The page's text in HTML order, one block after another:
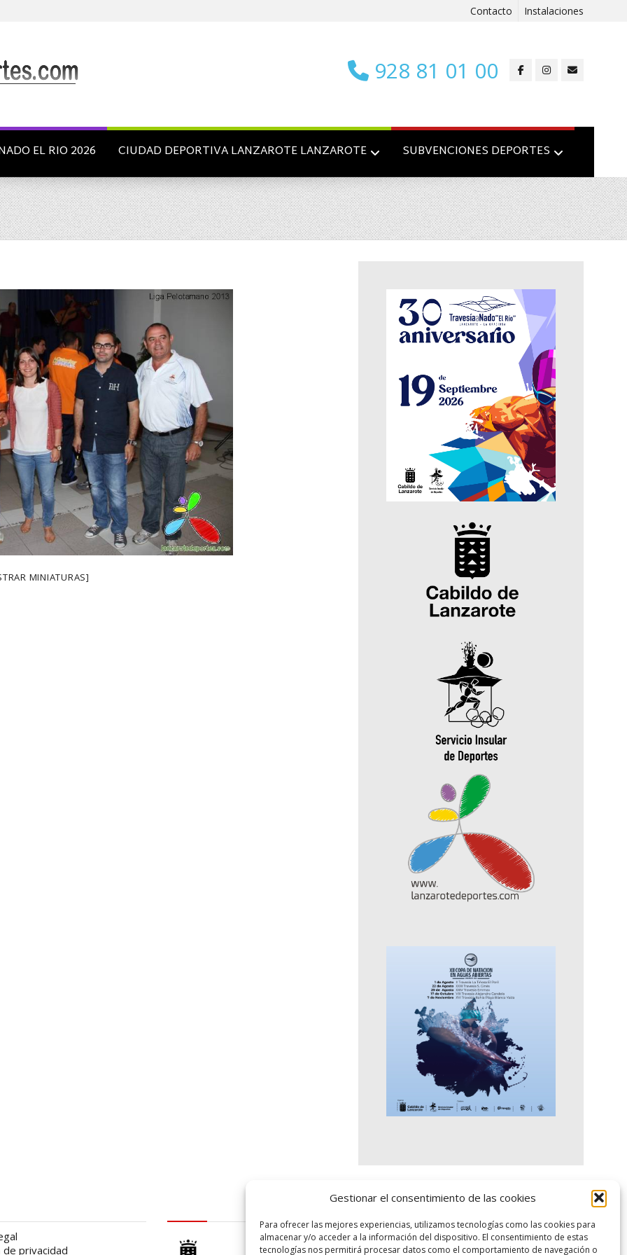
Gestionar el consentimiento de las cookies
Para ofrecer las mejores experiencias, utilizamos tecnologías como las cookies para
almacenar y/o acceder a la información del dispositivo. El consentimiento de estas
tecnologías nos permitirá procesar datos como el comportamiento de navegación o
Contacto Instalaciones
928 81 01 00
EL RIO 2026 CIUDAD DEPORTIVA LANZAROTE LANZAROTE SUBVENCIONES DEPORTES
MINIATURAS]
de privacidad
logo SID